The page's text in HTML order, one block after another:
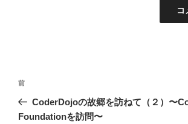
投
ナ
前
の
投
前
CoderDojoの故郷を訪ねて（２）〜
Foundationを訪問〜